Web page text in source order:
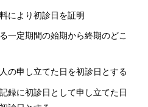
により初診日を証明
一定期間の始期から終期のどこ
の申し立てた日を初診日とする
録に初診日として申し立てた日